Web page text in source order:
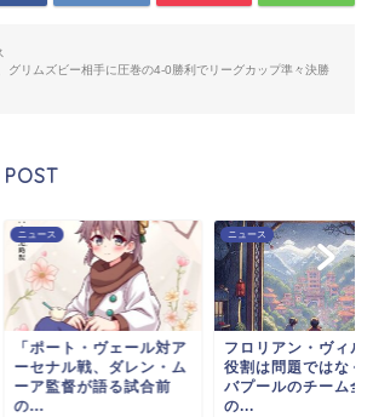
グリムズビー相手に圧巻の4-0勝利でリーグカップ準々決勝
POST
ニュース
「ポート・ヴェール対ア
ーセナル戦、ダレン・ム
ーア監督が語る試合前
の...
ニュース
フロリアン・ヴィル
役割は問題ではなく
バプールのチーム全
の...